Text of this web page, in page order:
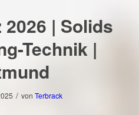
2026 | Solids
Technik |
/ von Terbrack